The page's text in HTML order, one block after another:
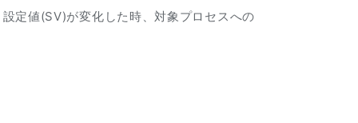
定値(SV)が変化した時、対象プロセスへの